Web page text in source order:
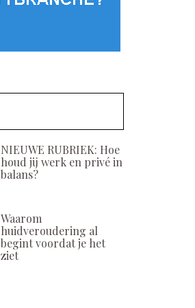
NIEUWE RUBRIEK: Hoe
houd jij werk en privé in
balans?
Waarom
huidveroudering al
begint voordat je het
ziet